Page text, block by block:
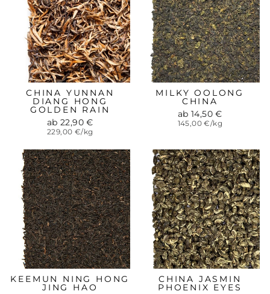
CHINA YUNNAN
DIANG HONG
GOLDEN RAIN
ab 22,90 €
229,00 €/kg
MILKY OOLONG
CHINA
ab 14,50 €
145,00 €/kg
KEEMUN NING HONG
JING HAO
CHINA JASMIN
PHOENIX EYES